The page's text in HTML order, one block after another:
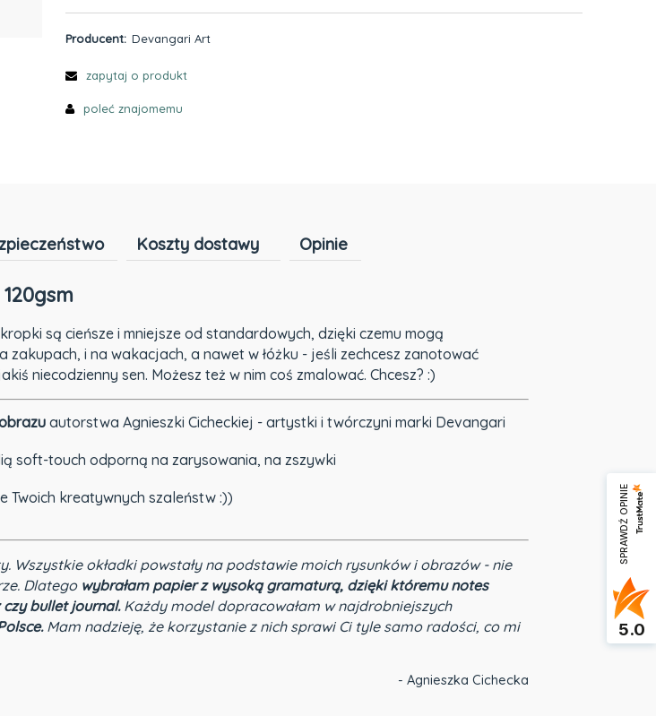
Producent: Devangari Art
zapytaj o produkt
poleć znajomemu
Koszty dostawy Opinie
są cieńsze i mniejsze od standardowych, dzięki czemu mogą
i na wakacjach, a nawet w łóżku - jeśli zechcesz zanotować
niecodzienny sen. Możesz też w nim coś zmalować. Chcesz? :)
autorstwa Agnieszki Cicheckiej - artystki i twórczyni marki Devangari
soft-touch odporną na zarysowania, na zszywki
Twoich kreatywnych szaleństw :))
Wszystkie okładki powstały na podstawie moich rysunków i obrazów - nie
Dlatego wybrałam papier z wysoką gramaturą, dzięki któremu notes
czy bullet journal. Każdy model dopracowałam w najdrobniejszych
Mam nadzieję, że korzystanie z nich sprawi Ci tyle samo radości, co mi
- Agnieszka Cichecka
SPRAWDŹ OPINIE
5.0